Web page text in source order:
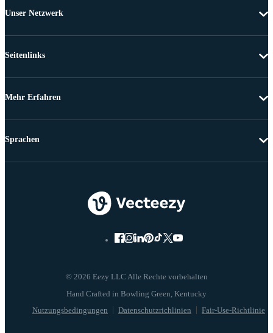
Unser Netzwerk
Seitenlinks
Mehr Erfahren
© 2026 Eezy LLC Alle Rechte vorbehalten
Nutzungsbedingungen Datenschutzrichlinien Fair-Use-Richtlinie
Sprachen